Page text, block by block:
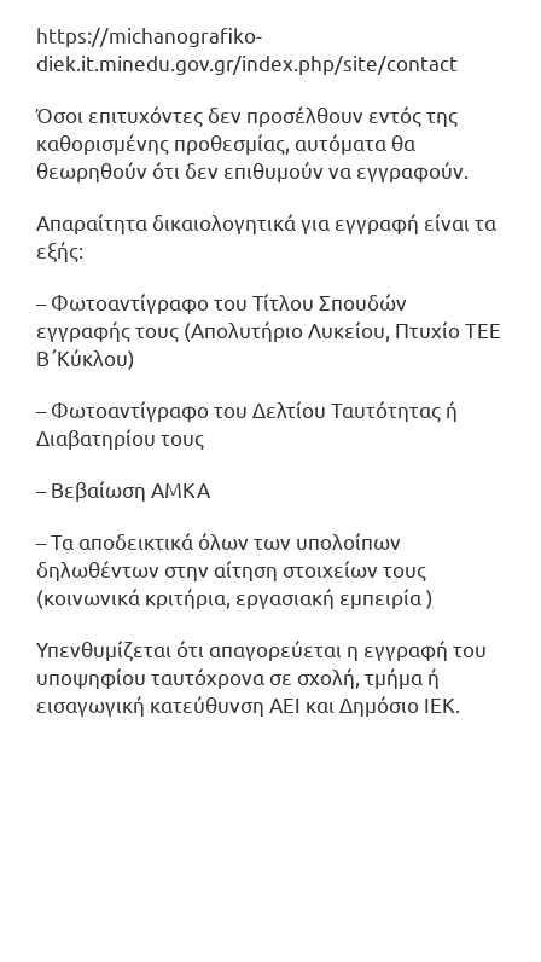
https://michanografiko-
diek.it.minedu.gov.gr/index.php/site/contact
Όσοι επιτυχόντες δεν προσέλθουν εντός της
καθορισμένης προθεσμίας, αυτόματα θα
θεωρηθούν ότι δεν επιθυμούν να εγγραφούν.
Απαραίτητα δικαιολογητικά για εγγραφή είναι τα
εξής:
– Φωτοαντίγραφο του Τίτλου Σπουδών
εγγραφής τους (Απολυτήριο Λυκείου, Πτυχίο ΤΕΕ
Β΄Κύκλου)
– Φωτοαντίγραφο του Δελτίου Ταυτότητας ή
Διαβατηρίου τους
– Βεβαίωση ΑΜΚΑ
– Τα αποδεικτικά όλων των υπολοίπων
δηλωθέντων στην αίτηση στοιχείων τους
(κοινωνικά κριτήρια, εργασιακή εμπειρία )
Υπενθυμίζεται ότι απαγορεύεται η εγγραφή του
υποψηφίου ταυτόχρονα σε σχολή, τμήμα ή
εισαγωγική κατεύθυνση ΑΕΙ και Δημόσιο ΙΕΚ.